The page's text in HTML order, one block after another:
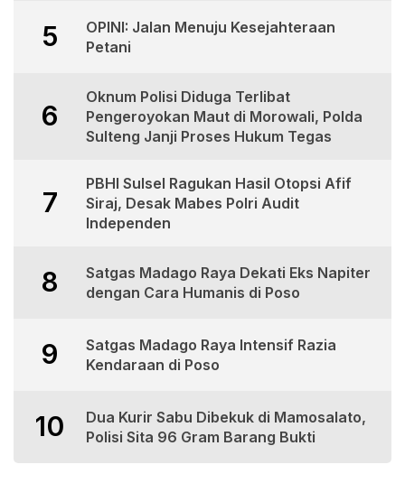
5
OPINI: Jalan Menuju Kesejahteraan
Petani
6
Oknum Polisi Diduga Terlibat
Pengeroyokan Maut di Morowali, Polda
Sulteng Janji Proses Hukum Tegas
7
PBHI Sulsel Ragukan Hasil Otopsi Afif
Siraj, Desak Mabes Polri Audit
Independen
8
Satgas Madago Raya Dekati Eks Napiter
dengan Cara Humanis di Poso
9
Satgas Madago Raya Intensif Razia
Kendaraan di Poso
10
Dua Kurir Sabu Dibekuk di Mamosalato,
Polisi Sita 96 Gram Barang Bukti